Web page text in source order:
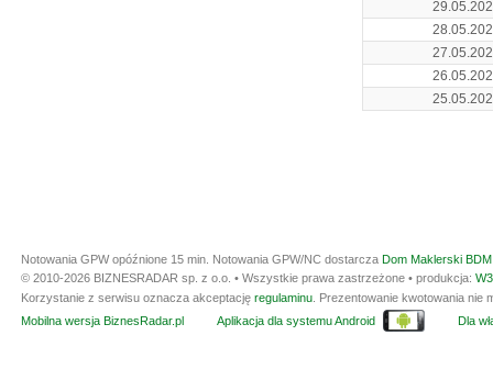
Notowania GPW opóźnione 15 min. Notowania GPW/NC dostarcza Dom Maklerski
© 2010-2026 BIZNESRADAR sp. z o.o. • Wszystkie prawa zastrzeżone • produkcja:
Korzystanie z serwisu oznacza akceptację regulaminu . Prezentowanie kwotowania
Mobilna wersja BiznesRadar.pl
Aplikacja dla systemu Android Dla